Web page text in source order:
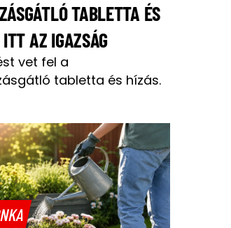
TABLETTA ÉS
AZ IGAZSÁG
vet fel a
tabletta és hízás.